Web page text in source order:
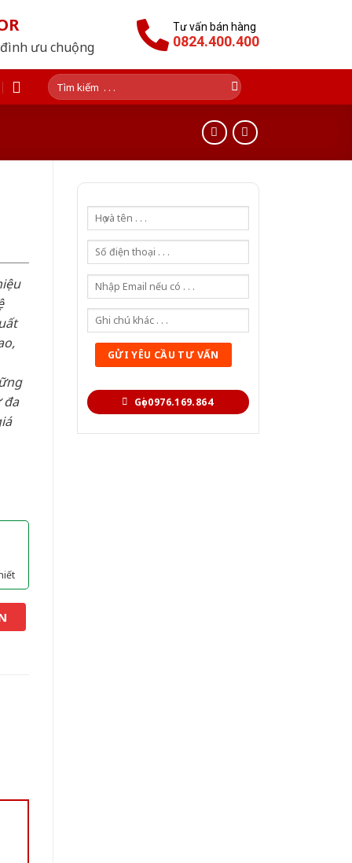
ưu chuộng
Tư vấn bán hàng
0824.400.400
Tìm
kiếm:
Gọi 0976.169.864
đa